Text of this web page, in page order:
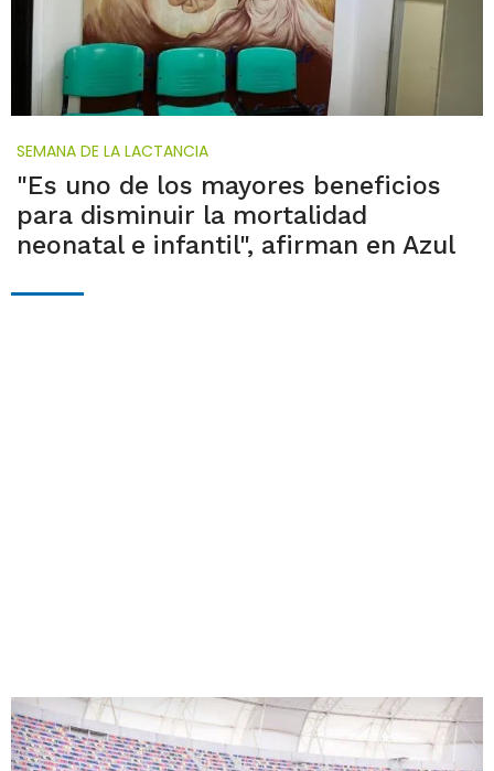
SEMANA DE LA LACTANCIA
"Es uno de los mayores beneficios
para disminuir la mortalidad
neonatal e infantil", afirman en Azul